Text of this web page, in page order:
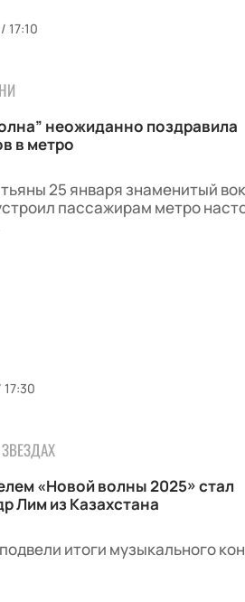
17:10
неожиданно поздравила
в метро
25 января знаменитый
пассажирам метро
«Новой волны 2025» стал
Лим из Казахстана
итоги музыкального